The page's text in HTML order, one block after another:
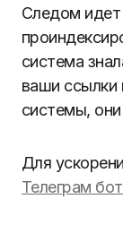
Следом
система
ваши ссылки
системы,
Для
Телеграм